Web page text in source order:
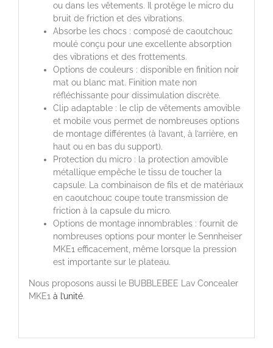
ou dans les vêtements. Il protège le micro du
bruit de friction et des vibrations.
Absorbe les chocs : composé de caoutchouc
moulé conçu pour une excellente absorption
des vibrations et des frottements.
Options de couleurs : disponible en finition noir
mat ou blanc mat. Finition mate non
réfléchissante pour dissimulation discrète.
Clip adaptable : le clip de vêtements amovible
et mobile vous permet de nombreuses options
de montage différentes (à l’avant, à l’arrière, en
haut ou en bas du support).
Protection du micro : la protection amovible
métallique empêche le tissu de toucher la
capsule. La combinaison de fils et de matériaux
en caoutchouc coupe toute transmission de
friction à la capsule du micro.
Options de montage innombrables : fournit de
nombreuses options pour monter le Sennheiser
MKE1 efficacement, même lorsque la pression
est importante sur le plateau.
Nous proposons aussi le BUBBLEBEE Lav Concealer
MKE1 à l’unité.